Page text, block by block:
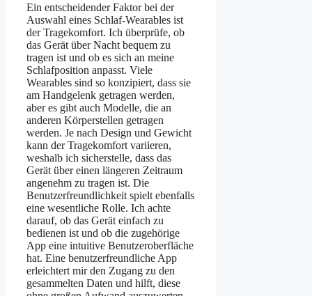
Ein entscheidender Faktor bei der
Auswahl eines Schlaf-Wearables ist
der Tragekomfort. Ich überprüfe, ob
das Gerät über Nacht bequem zu
tragen ist und ob es sich an meine
Schlafposition anpasst. Viele
Wearables sind so konzipiert, dass sie
am Handgelenk getragen werden,
aber es gibt auch Modelle, die an
anderen Körperstellen getragen
werden. Je nach Design und Gewicht
kann der Tragekomfort variieren,
weshalb ich sicherstelle, dass das
Gerät über einen längeren Zeitraum
angenehm zu tragen ist. Die
Benutzerfreundlichkeit spielt ebenfalls
eine wesentliche Rolle. Ich achte
darauf, ob das Gerät einfach zu
bedienen ist und ob die zugehörige
App eine intuitive Benutzeroberfläche
hat. Eine benutzerfreundliche App
erleichtert mir den Zugang zu den
gesammelten Daten und hilft, diese